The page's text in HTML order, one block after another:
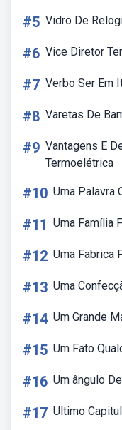
#5 Vidro De
#6 Vice Diretor
#7 Verbo Ser Em
#8 Varetas De
#9 Vantagens E
Termoelétrica
#10 Uma Palavra
#11 Uma Família
#12 Uma Fabrica
#13 Uma
#14 Um Grande
#15 Um Fato
#16 Um ângulo
#17 Ultimo